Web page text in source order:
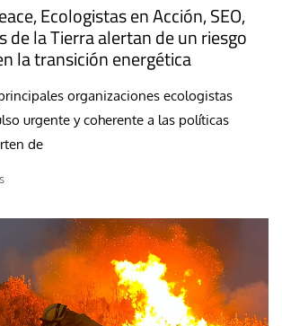
Ecologistas en Acción, SEO,
de la Tierra alertan de un riesgo
la transición energética
organizaciones ecologistas
urgente y coherente a las políticas
de